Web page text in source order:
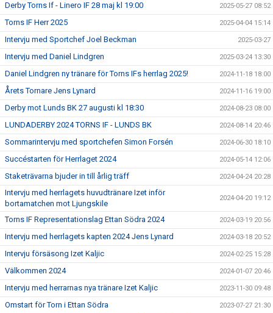
Derby Torns If - Linero IF 28 maj kl 19:00 2025-05-27 08:52
Torns IF Herr 2025 2025-04-04 15:14
Intervju med Sportchef Joel Beckman 2025-03-27
Intervju med Daniel Lindgren 2025-03-24 13:30
Daniel Lindgren ny tränare för Torns IFs herrlag 2025! 2024-11-18 18:00
Årets Tornare Jens Lynard 2024-11-16 19:00
Derby mot Lunds BK 27 augusti kl 18:30 2024-08-23 08:00
LUNDADERBY 2024 TORNS IF - LUNDS BK 2024-08-14 20:46
Sommarintervju med sportchefen Simon Forsén 2024-06-30 18:10
Succéstarten för Herrlaget 2024 2024-05-14 12:06
Staketrävarna bjuder in till årlig träff 2024-04-24 20:28
Intervju med herrlagets huvudtränare Izet inför
bortamatchen mot Ljungskile
2024-04-20 19:12
Torns IF Representationslag Ettan Södra 2024 2024-03-19 20:56
Intervju med herrlagets kapten 2024 Jens Lynard 2024-03-18 20:52
Intervju försäsong Izet Kaljic 2024-02-25 15:28
Välkommen 2024 2024-01-07 20:46
Intervju med herrarnas nya tränare Izet Kaljic 2023-11-30 09:48
Omstart för Torn i Ettan Södra 2023-07-27 21:30